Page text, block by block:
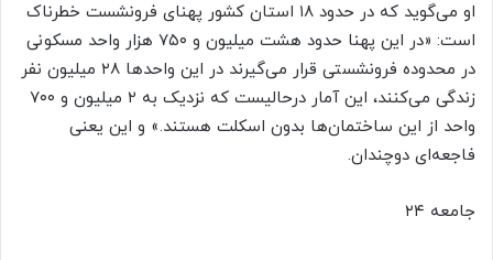
او می‌گوید که در حدود ۱۸ استان کشور پهنای فرونشست خطرناک
است: «در این پهنا حدود هشت میلیون و ۷۵۰ هزار واحد مسکونی
در محدوده فرونشستی قرار می‌گیرند در این واحد‌ها ۲۸ میلیون نفر
زندگی می‌کنند، این آمار درحالیست که نزدیک به ۲ میلیون و ۷۰۰
واحد از این ساختمان‌ها بدون اسکلت هستند.» و این یعنی
فاجعه‌ای دوچندان.
جامعه ۲۴